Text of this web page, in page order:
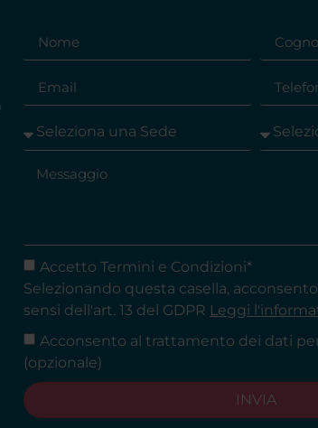
Accetto Termini e Condizioni*
Selezionando questa casella,
sensi dell'art. 13 del GDPR Leggi
Acconsento al trattamento dei dati
(opzionale)
INVIA